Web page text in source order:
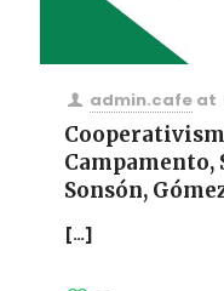
admin.cafe at
Campamento,
Sonsón,
[…]